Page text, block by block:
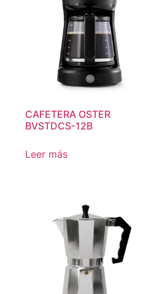
CAFETERA OSTER
BVSTDCS-12B
Leer más